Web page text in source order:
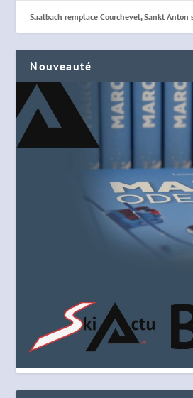
Saalbach remplace Courchevel, Sankt Anton
Nouveauté